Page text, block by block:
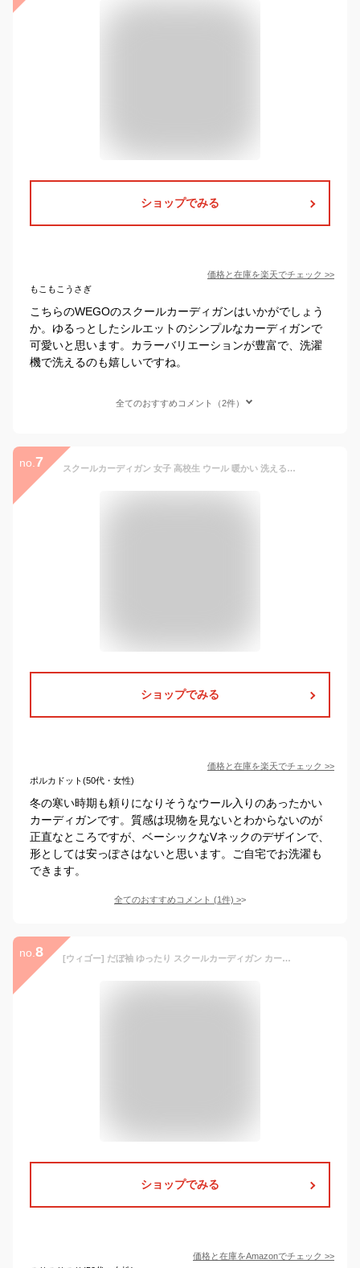
ショップでみる
価格と在庫を楽天でチェック >>
もこもこうさぎ
こちらのWEGOのスクールカーディガンはいかがでしょう
か。ゆるっとしたシルエットのシンプルなカーディガンで
可愛いと思います。カラーバリエーションが豊富で、洗濯
機で洗えるのも嬉しいですね。
全てのおすすめコメント（2件）
no. 7 スクールカーディガン 女子 高校生 ウール 暖かい 洗える S〜3L ゆったり 制服 冬 ニット 洗える スクール カーディガン 学生 黒 グレー ベージュ 中学生 小学生 大きいサイズ S M L LL 3L
ショップでみる
価格と在庫を楽天でチェック >>
ポルカドット(50代・女性)
冬の寒い時期も頼りになりそうなウール入りのあったかい
カーディガンです。質感は現物を見ないとわからないのが
正直なところですが、ベーシックなVネックのデザインで、
形としては安っぽさはないと思います。ご自宅でお洗濯も
できます。
全てのおすすめコメント (1件) >
no. 8 [ウィゴー] だぼ袖 ゆったり スクールカーディガン カーディガン レディース ニット トップス 学生 服 制服 アウター 無地 羽織 女子 通学 高校生 中学生 秋服 ギフト レディース F 杢グレー
ショップでみる
価格と在庫をAmazonでチェック >>